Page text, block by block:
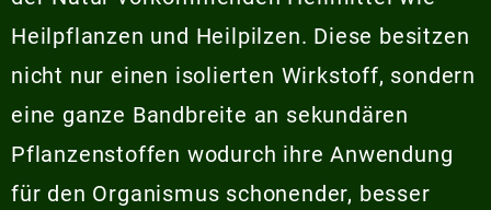
Heilpflanzen und Heilpilzen. Diese besitzen
nicht nur einen isolierten Wirkstoff, sondern
eine ganze Bandbreite an sekundären
Pflanzenstoffen wodurch ihre Anwendung
für den Organismus schonender, besser